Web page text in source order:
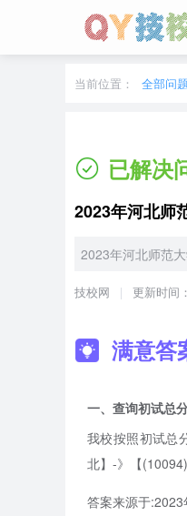
当前城市： 广东
当前位置： 全部问题
已解决
2023年河北师
2023年河北师范
技校网 更新时间
满意答
一、查询初试总
我校按照初试总
北】-》【
答案来源于:2023